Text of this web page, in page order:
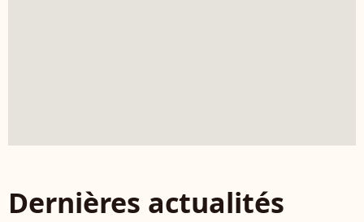
Dernières actualités